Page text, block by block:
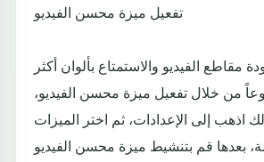
تفعيل ميزة محسن الفيديو
مقاطع الفيديو والاستمتاع بألوان أكثر
من خلال تفعيل ميزة محسن الفيديو،
اذهب إلى الإعدادات، ثم اختر الميزات